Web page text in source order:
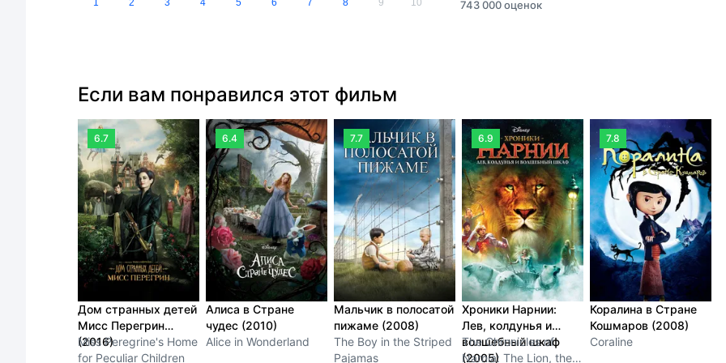
1 2 3 4 5 6 7 8 9 10 743 000 оценок
Если вам понравился этот фильм
6.7
Дом странных детей
Мисс Перегрин
(2016)
Miss Peregrine's Home
for Peculiar Children
6.4
Алиса в Стране
чудес (2010)
Alice in Wonderland
7.7
Мальчик в полосатой
пижаме (2008)
The Boy in the Striped
Pajamas
6.9
Хроники Нарнии:
Лев, колдунья и
волшебный шкаф
(2005)
The Chronicles of
Narnia: The Lion, the
7.8
Коралина в Стране
Кошмаров (2008)
Coraline